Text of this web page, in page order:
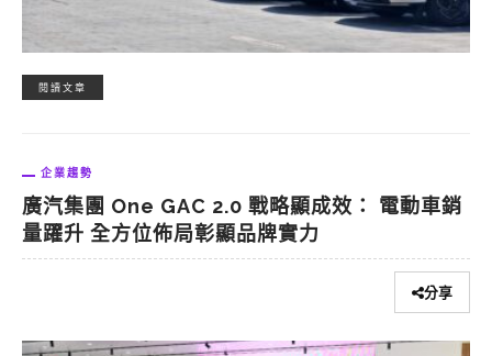
閱讀文章
企業趨勢
廣汽集團 One GAC 2.0 戰略顯成效： 電動車銷
量躍升 全方位佈局彰顯品牌實力
分享